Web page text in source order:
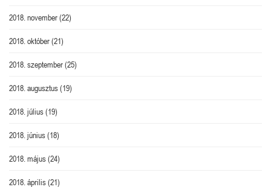
2018. november(22)
2018. október(21)
2018. szeptember(25)
2018. augusztus(19)
2018. július(19)
2018. június(18)
2018. május(24)
2018. április(21)